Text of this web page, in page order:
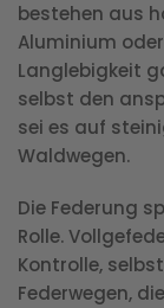
bestehen aus
Aluminium
Langlebigkeit
selbst den
sei es auf
Waldwegen.
Die Federung
Rolle.
Kontrolle,
Federwegen,